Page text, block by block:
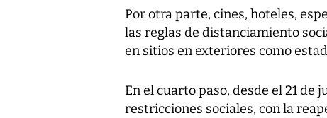
Por otra parte, cines, hoteles,
las reglas de distanciamiento
en sitios en exteriores como
En el cuarto paso, desde el 21 de
restricciones sociales, con la